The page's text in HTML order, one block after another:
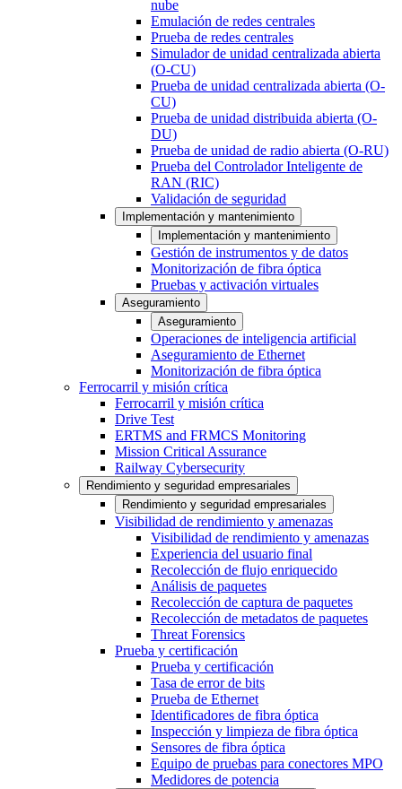
nube
Emulación de redes centrales
Prueba de redes centrales
Simulador de unidad centralizada abierta
(O-CU)
Prueba de unidad centralizada abierta (O-
CU)
Prueba de unidad distribuida abierta (O-
DU)
Prueba de unidad de radio abierta (O-RU)
Prueba del Controlador Inteligente de
RAN (RIC)
Validación de seguridad
Implementación y mantenimiento
Implementación y mantenimiento
Gestión de instrumentos y de datos
Monitorización de fibra óptica
Pruebas y activación virtuales
Aseguramiento
Aseguramiento
Operaciones de inteligencia artificial
Aseguramiento de Ethernet
Monitorización de fibra óptica
Ferrocarril y misión crítica
Ferrocarril y misión crítica
Drive Test
ERTMS and FRMCS Monitoring
Mission Critical Assurance
Railway Cybersecurity
Rendimiento y seguridad empresariales
Rendimiento y seguridad empresariales
Visibilidad de rendimiento y amenazas
Visibilidad de rendimiento y amenazas
Experiencia del usuario final
Recolección de flujo enriquecido
Análisis de paquetes
Recolección de captura de paquetes
Recolección de metadatos de paquetes
Threat Forensics
Prueba y certificación
Prueba y certificación
Tasa de error de bits
Prueba de Ethernet
Identificadores de fibra óptica
Inspección y limpieza de fibra óptica
Sensores de fibra óptica
Equipo de pruebas para conectores MPO
Medidores de potencia